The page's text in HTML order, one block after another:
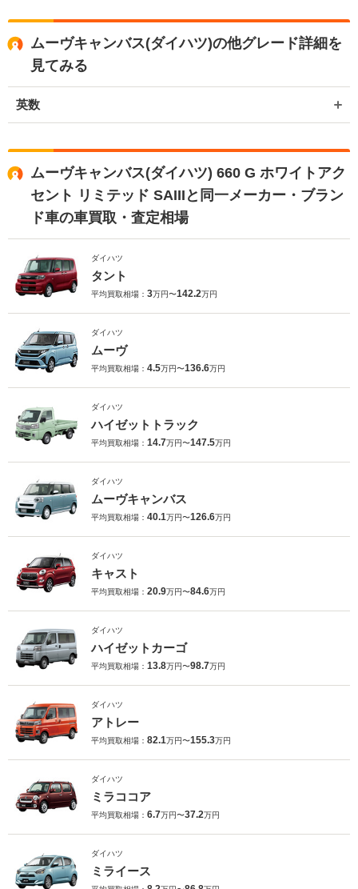
ムーヴキャンバス(ダイハツ)の他グレード詳細を
見てみる
英数
ムーヴキャンバス(ダイハツ) 660 G ホワイトアク
セント リミテッド SAIIIと同一メーカー・ブラン
ド車の車買取・査定相場
ダイハツ
タント
平均買取相場： 3万円〜142.2万円
ダイハツ
ムーヴ
平均買取相場： 4.5万円〜136.6万円
ダイハツ
ハイゼットトラック
平均買取相場： 14.7万円〜147.5万円
ダイハツ
ムーヴキャンバス
平均買取相場： 40.1万円〜126.6万円
ダイハツ
キャスト
平均買取相場： 20.9万円〜84.6万円
ダイハツ
ハイゼットカーゴ
平均買取相場： 13.8万円〜98.7万円
ダイハツ
アトレー
平均買取相場： 82.1万円〜155.3万円
ダイハツ
ミラココア
平均買取相場： 6.7万円〜37.2万円
ダイハツ
ミライース